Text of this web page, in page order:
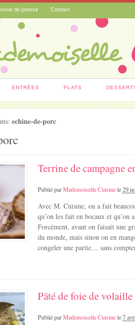
de presse Contact
ENTRÉES PLATS
echine-de-porc
Terrine de campagne
Publié parMademoiselle Cuisinele29
Avec M. Cuisine, on a fait
qu’on les fait en bocaux et qu’on
Forcément, avant on faisait une
du monde, mais sinon on en
congeler une partie… sans
Pâté de foie de
Publié parMademoiselle Cuisinele7